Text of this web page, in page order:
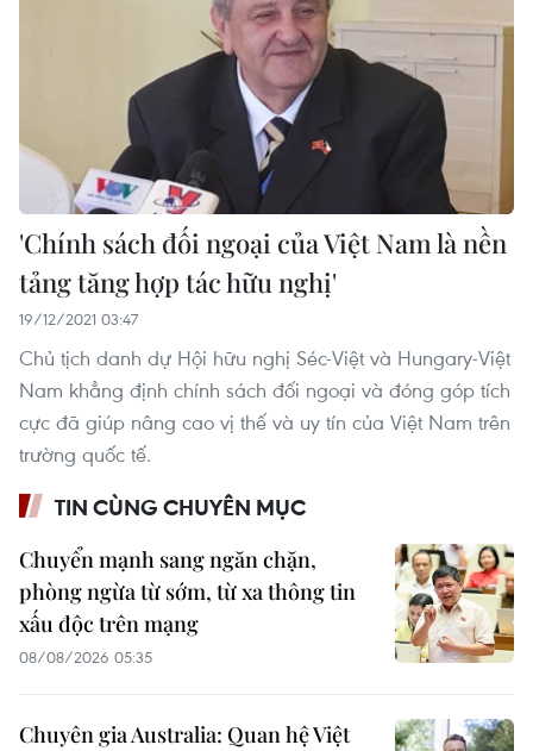
'Chính sách đối ngoại của Việt Nam là nền
tảng tăng hợp tác hữu nghị'
19/12/2021 03:47
Chủ tịch danh dự Hội hữu nghị Séc-Việt và Hungary-Việt
Nam khẳng định chính sách đối ngoại và đóng góp tích
cực đã giúp nâng cao vị thế và uy tín của Việt Nam trên
trường quốc tế.
TIN CÙNG CHUYÊN MỤC
Chuyển mạnh sang ngăn chặn,
phòng ngừa từ sớm, từ xa thông tin
xấu độc trên mạng
08/08/2026 05:35
Chuyên gia Australia: Quan hệ Việt